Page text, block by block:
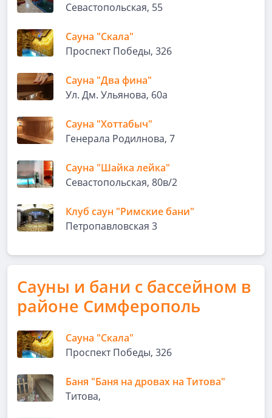
Севастопольская, 55
Сауна "Скала"
Проспект Победы, 326
Сауна "Два фина"
Ул. Дм. Ульянова, 60а
Сауна "Хоттабыч"
Генерала Родилнова, 7
Сауна "Шайка лейка"
Севастопольская, 80в/2
Клуб саун "Римские бани"
Петропавловская 3
Сауны и бани с бассейном в
районе Симферополь
Сауна "Скала"
Проспект Победы, 326
Баня "Баня на дровах на Титова"
Титова,